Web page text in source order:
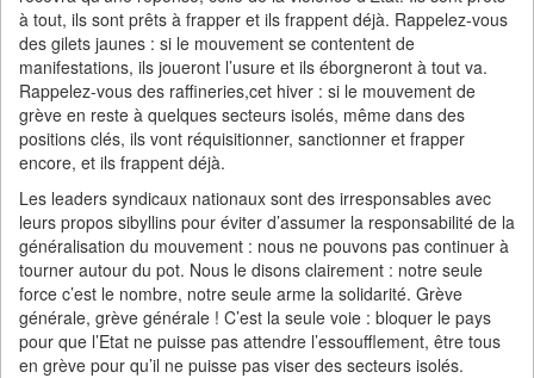
à tout, ils sont prêts à frapper et ils frappent déjà. Rappelez-vous
des gilets jaunes : si le mouvement se contentent de
manifestations, ils joueront l’usure et ils éborgneront à tout va.
Rappelez-vous des raffineries,cet hiver : si le mouvement de
grève en reste à quelques secteurs isolés, même dans des
positions clés, ils vont réquisitionner, sanctionner et frapper
encore, et ils frappent déjà.
Les leaders syndicaux nationaux sont des irresponsables avec
leurs propos sibyllins pour éviter d’assumer la responsabilité de la
généralisation du mouvement : nous ne pouvons pas continuer à
tourner autour du pot. Nous le disons clairement : notre seule
force c’est le nombre, notre seule arme la solidarité. Grève
générale, grève générale ! C’est la seule voie : bloquer le pays
pour que l’Etat ne puisse pas attendre l’essoufflement, être tous
en grève pour qu’il ne puisse pas viser des secteurs isolés.